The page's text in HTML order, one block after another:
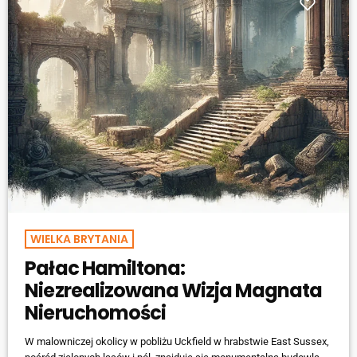
WIELKA BRYTANIA
Pałac Hamiltona:
Niezrealizowana Wizja Magnata
Nieruchomości
W malowniczej okolicy w pobliżu Uckfield w hrabstwie East Sussex,